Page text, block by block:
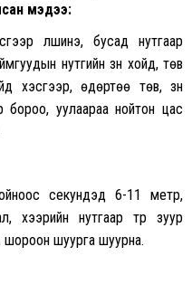
мэдээ:
үүлшинэ, бусад нутгаар
нутгийн зүүн хойд, төв
хэсгээр, өдөртөө төв, зүүн
бороо, уулаараа нойтон цас
секундэд 6-11 метр,
хээрийн нутгаар түр зуур
шороон шуурга шуурна.